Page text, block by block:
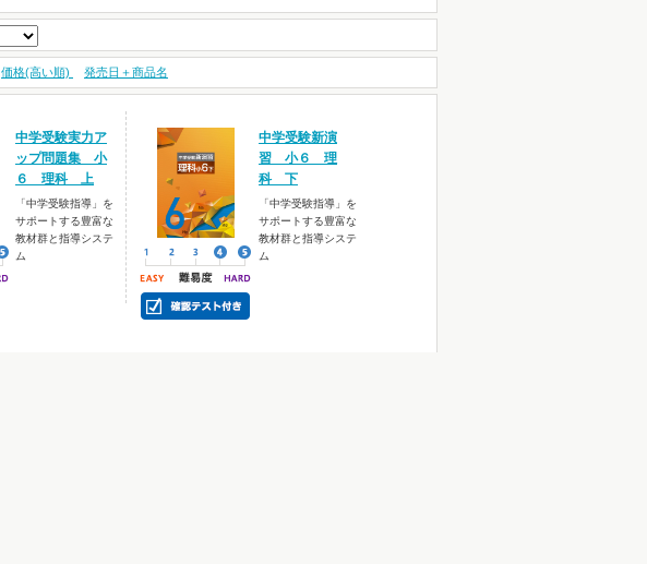
価格(高い順) 発売日＋商品名
中学受験実力ア
ップ問題集 小
６ 理科 上
「中学受験指導」を
サポートする豊富な
教材群と指導システ
ム
中学受験新演
習 小６ 理
科 下
「中学受験指導」を
サポートする豊富な
教材群と指導システ
ム